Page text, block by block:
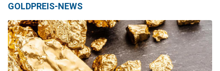
GOLDPREIS-NEWS